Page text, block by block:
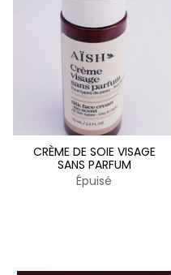
CRÈME DE SOIE VISAGE
SANS PARFUM
Épuisé